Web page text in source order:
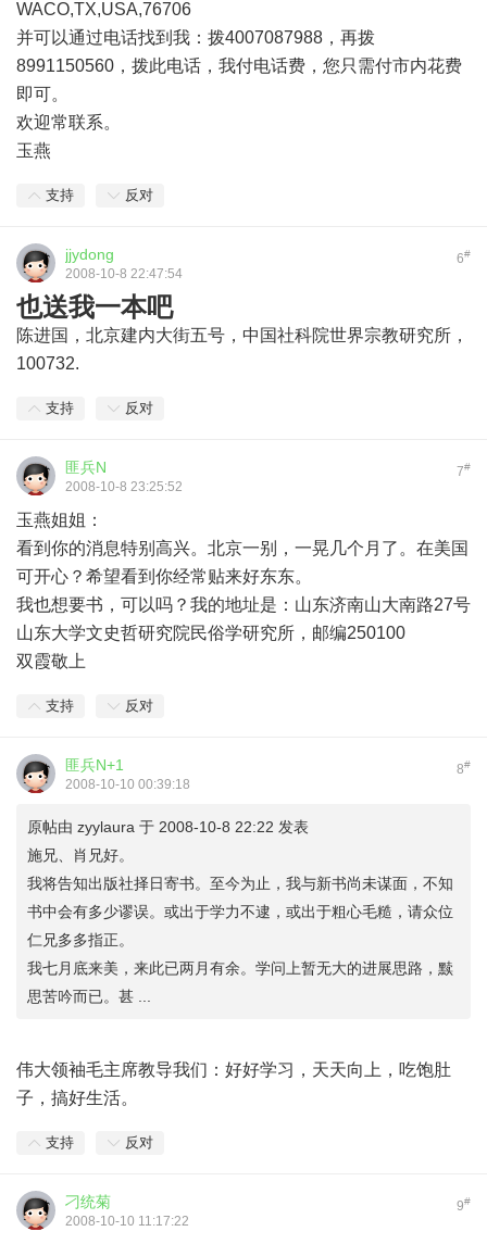
WACO,TX,USA,76706
并可以通过电话找到我：拨4007087988，再拨
8991150560，拨此电话，我付电话费，您只需付市内花费
即可。
欢迎常联系。
玉燕
支持 反对
6#
jjydong
2008-10-8 22:47:54
也送我一本吧
陈进国，北京建内大街五号，中国社科院世界宗教研究所，
100732.
支持 反对
7#
匪兵N
2008-10-8 23:25:52
玉燕姐姐：
看到你的消息特别高兴。北京一别，一晃几个月了。在美国
可开心？希望看到你经常贴来好东东。
我也想要书，可以吗？我的地址是：山东济南山大南路27号
山东大学文史哲研究院民俗学研究所，邮编250100
双霞敬上
支持 反对
8#
匪兵N+1
2008-10-10 00:39:18
原帖由 zyylaura 于 2008-10-8 22:22 发表
施兄、肖兄好。
我将告知出版社择日寄书。至今为止，我与新书尚未谋面，不知
书中会有多少谬误。或出于学力不逮，或出于粗心毛糙，请众位
仁兄多多指正。
我七月底来美，来此已两月有余。学问上暂无大的进展思路，黩
思苦吟而已。甚 ...
伟大领袖毛主席教导我们：好好学习，天天向上，吃饱肚
子，搞好生活。
支持 反对
9#
刁统菊
2008-10-10 11:17:22